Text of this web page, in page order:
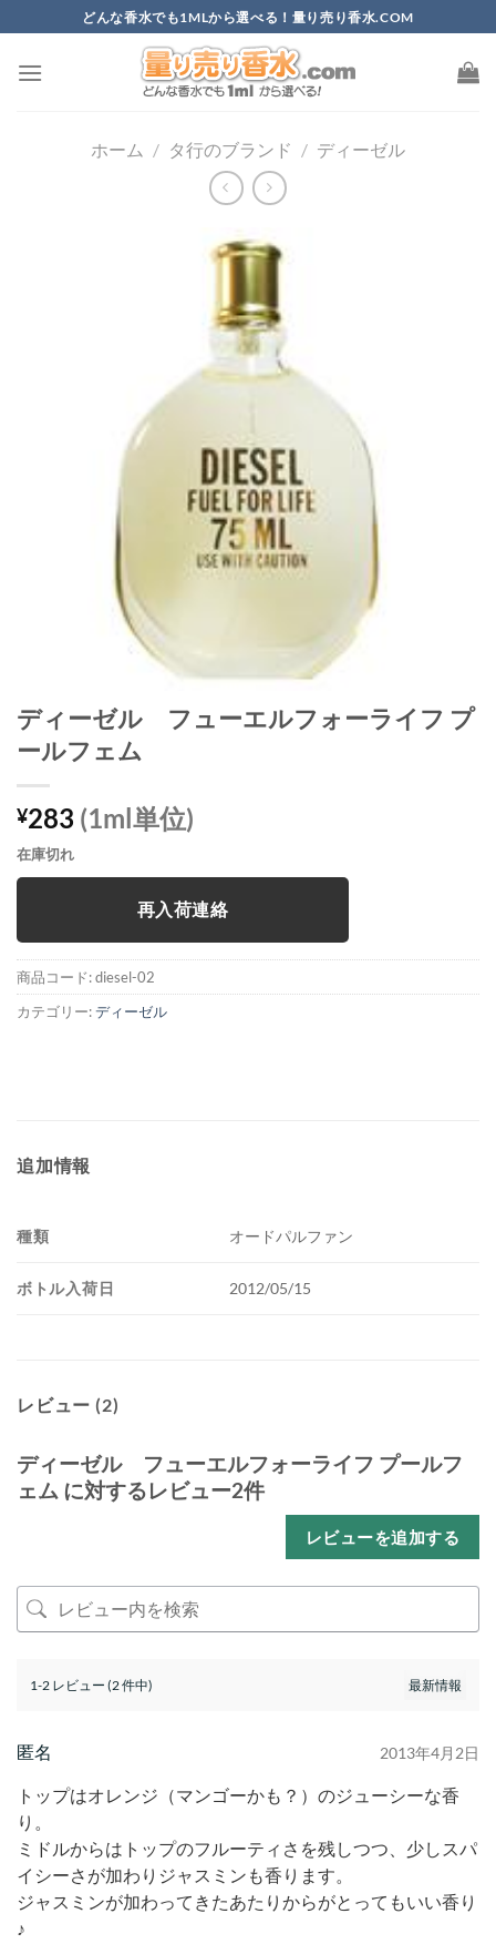
to
content
どんな香水でも1MLから選べる！量り売り香水.COM
ホーム / タ行のブランド / ディーゼル
ディーゼル フューエルフォーライフ プ
ールフェム
¥283 (1ml単位)
在庫切れ
再入荷連絡
商品コード:diesel-02
カテゴリー:ディーゼル
追加情報
種類 オードパルファン
ボトル入荷日 2012/05/15
レビュー (2)
ディーゼル フューエルフォーライフ プールフ
ェム に対するレビュー2件
レビューを追加する
1-2 レビュー (2 件中)
匿名 2013年4月2日
トップはオレンジ（マンゴーかも？）のジューシーな香
り。
ミドルからはトップのフルーティさを残しつつ、少しスパ
イシーさが加わりジャスミンも香ります。
ジャスミンが加わってきたあたりからがとってもいい香り
♪